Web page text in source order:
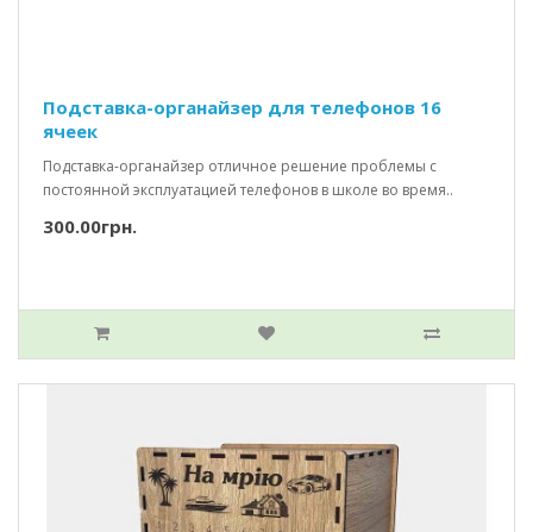
Подставка-органайзер для телефонов 16
ячеек
Подставка-органайзер отличное решение проблемы с
постоянной эксплуатацией телефонов в школе во время..
300.00грн.